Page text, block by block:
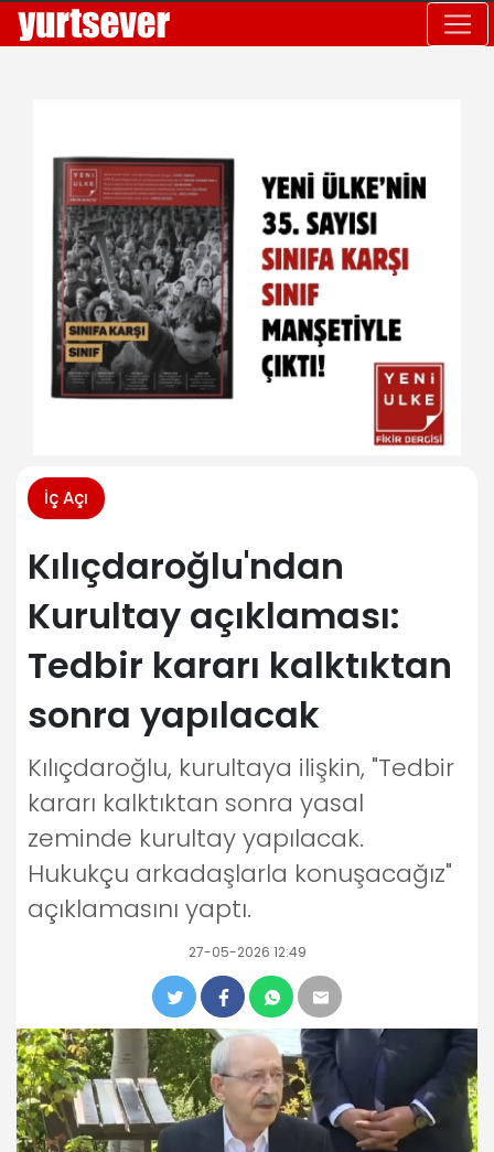
İç Açı
Kılıçdaroğlu'ndan
Kurultay açıklaması:
Tedbir kararı kalktıktan
sonra yapılacak
Kılıçdaroğlu, kurultaya ilişkin, "Tedbir
kararı kalktıktan sonra yasal
zeminde kurultay yapılacak.
Hukukçu arkadaşlarla konuşacağız"
açıklamasını yaptı.
27-05-2026 12:49